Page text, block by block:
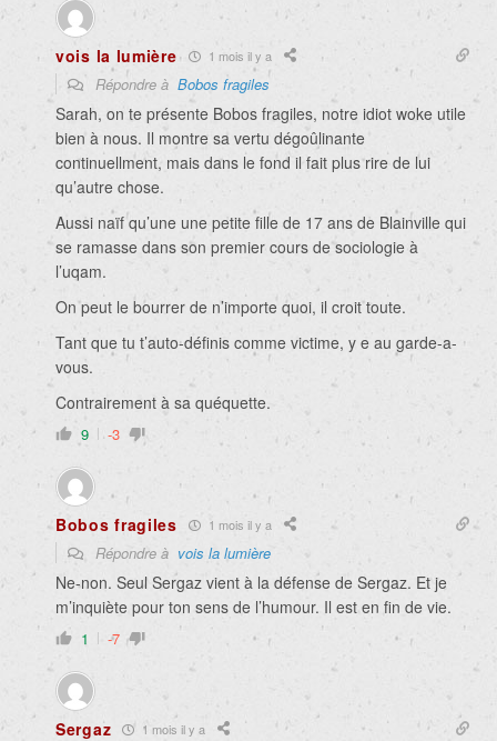
vois la lumière 1 mois il y a
Répondre à Bobos fragiles
Sarah, on te présente Bobos fragiles, notre idiot woke utile
bien à nous. Il montre sa vertu dégoûlinante
continuellment, mais dans le fond il fait plus rire de lui
qu’autre chose.
Aussi naïf qu’une une petite fille de 17 ans de Blainville qui
se ramasse dans son premier cours de sociologie à
l’uqam.
On peut le bourrer de n’importe quoi, il croit toute.
Tant que tu t’auto-définis comme victime, y e au garde-a-
vous.
Contrairement à sa quéquette.
9 -3
Bobos fragiles 1 mois il y a
Répondre à vois la lumière
Ne-non. Seul Sergaz vient à la défense de Sergaz. Et je
m’inquiète pour ton sens de l’humour. Il est en fin de vie.
1 -7
Sergaz 1 mois il y a